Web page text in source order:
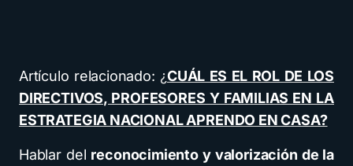
Artículo relacionado: ¿CUÁL ES EL ROL DE LOS
DIRECTIVOS, PROFESORES Y FAMILIAS EN LA
ESTRATEGIA NACIONAL APRENDO EN CASA?
Hablar del reconocimiento y valorización de la